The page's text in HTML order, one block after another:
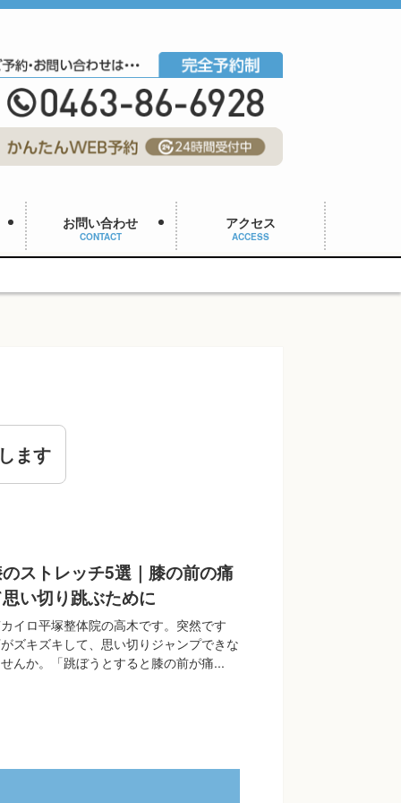
お問い合わせ
CONTACT
アクセス
ACCESS
ます
ストレッチ5選｜膝の前の痛
い切り跳ぶために
イロ平塚整体院の高木です。突然です
ズキズキして、思い切りジャンプできな
んか。「跳ぼうとすると膝の前が痛...